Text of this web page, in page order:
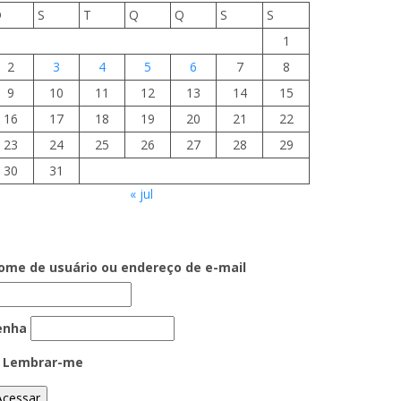
S T Q Q S
S
1
2
3 4 5 6 7
8
9
10 11 12 13 14
15
16
17 18 19 20 21
22
23
24 25 26 27 28
29
30
31
« jul
de usuário ou endereço de e-mail
Lembrar-me